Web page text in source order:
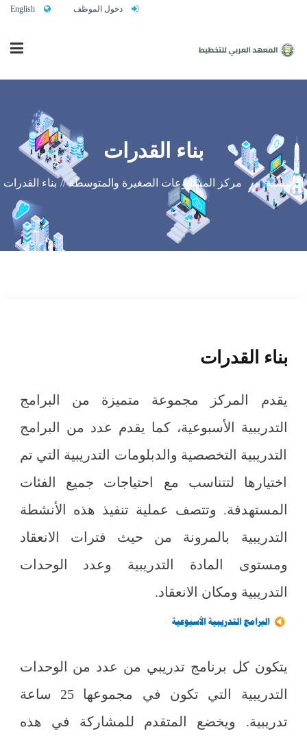
دخول الموظف English
من نحن
خدماتنا
بناء القدرات
الرئيسية مركز المشروعات الصغيرة والمتوسطة // بناء القدرات
بناء القدرات
يقدم المركز مجموعة متميزة من البرامج
التدريبية الأسبوعية، كما يقدم عدد من البرامج
التدريبية التخصصية والدبلومات التدريبية التي تم
اختيارها لتتناسب مع احتياجات جميع الفئات
المستهدفة. وتتصف عملية تنفيذ هذه الأنشطة
التدريبية بالمرونة من حيث فترات الانعقاد
ومستوى المادة التدريبية وعدد الوحدات
التدريبية ومكان الانعقاد.
يتكون كل برنامج تدريبي من عدد من الوحدات
التدريبية التي تكون في مجموعها 25 ساعة
تدريبية. ويخضع المتقدم للمشاركة في هذه